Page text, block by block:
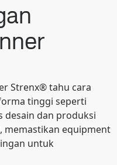
Strenx® tahu cara
tinggi seperti
desain dan produksi
memastikan equipment
untuk